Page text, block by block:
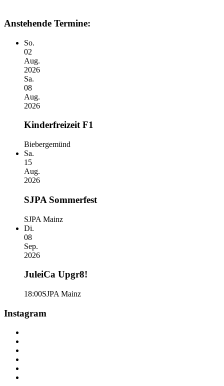
Anstehende Termine:
So.
02
Aug.
2026
Sa.
08
Aug.
2026
Kinderfreizeit F1
Biebergemünd
Sa.
15
Aug.
2026
SJPA Sommerfest
SJPA Mainz
Di.
08
Sep.
2026
JuleiCa Upgr8!
18:00SJPA Mainz
Instagram